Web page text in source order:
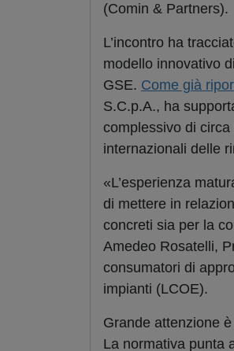
(Comin & Partners).
L’incontro ha
modello innovativo
GSE. Come già
S.C.p.A., ha
complessivo di
internazionali delle
«L’esperienza
di mettere in
concreti sia per la
Amedeo Rosatelli,
consumatori di
impianti (LCOE).
Grande attenzione
La normativa punta